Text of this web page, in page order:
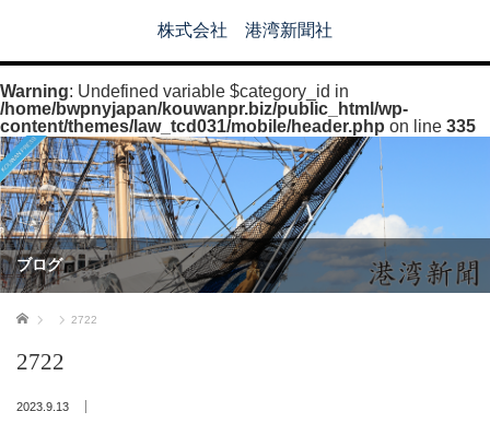
株式会社 港湾新聞社
Warning: Undefined variable $category_id in
/home/bwpnyjapan/kouwanpr.biz/public_html/wp-
content/themes/law_tcd031/mobile/header.php on line 335
ブログ
ホーム 2722
2722
2023.9.13